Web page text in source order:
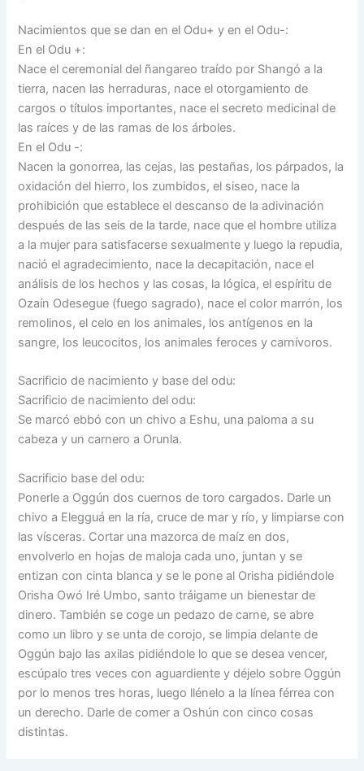
Nacimientos que se dan en el Odu+ y en el Odu-:
En el Odu +:
Nace el ceremonial del ñangareo traído por Shangó a la
tierra, nacen las herraduras, nace el otorgamiento de
cargos o títulos importantes, nace el secreto medicinal de
las raíces y de las ramas de los árboles.
En el Odu -:
Nacen la gonorrea, las cejas, las pestañas, los párpados, la
oxidación del hierro, los zumbidos, el siseo, nace la
prohibición que establece el descanso de la adivinación
después de las seis de la tarde, nace que el hombre utiliza
a la mujer para satisfacerse sexualmente y luego la repudia,
nació el agradecimiento, nace la decapitación, nace el
análisis de los hechos y las cosas, la lógica, el espíritu de
Ozaín Odesegue (fuego sagrado), nace el color marrón, los
remolinos, el celo en los animales, los antígenos en la
sangre, los leucocitos, los animales feroces y carnívoros.
Sacrificio de nacimiento y base del odu:
Sacrificio de nacimiento del odu:
Se marcó ebbó con un chivo a Eshu, una paloma a su
cabeza y un carnero a Orunla.
Sacrificio base del odu:
Ponerle a Oggún dos cuernos de toro cargados. Darle un
chivo a Elegguá en la ría, cruce de mar y río, y limpiarse con
las vísceras. Cortar una mazorca de maíz en dos,
envolverlo en hojas de maloja cada uno, juntan y se
entizan con cinta blanca y se le pone al Orisha pidiéndole
Orisha Owó Iré Umbo, santo tráigame un bienestar de
dinero. También se coge un pedazo de carne, se abre
como un libro y se unta de corojo, se limpia delante de
Oggún bajo las axilas pidiéndole lo que se desea vencer,
escúpalo tres veces con aguardiente y déjelo sobre Oggún
por lo menos tres horas, luego llénelo a la línea férrea con
un derecho. Darle de comer a Oshún con cinco cosas
distintas.